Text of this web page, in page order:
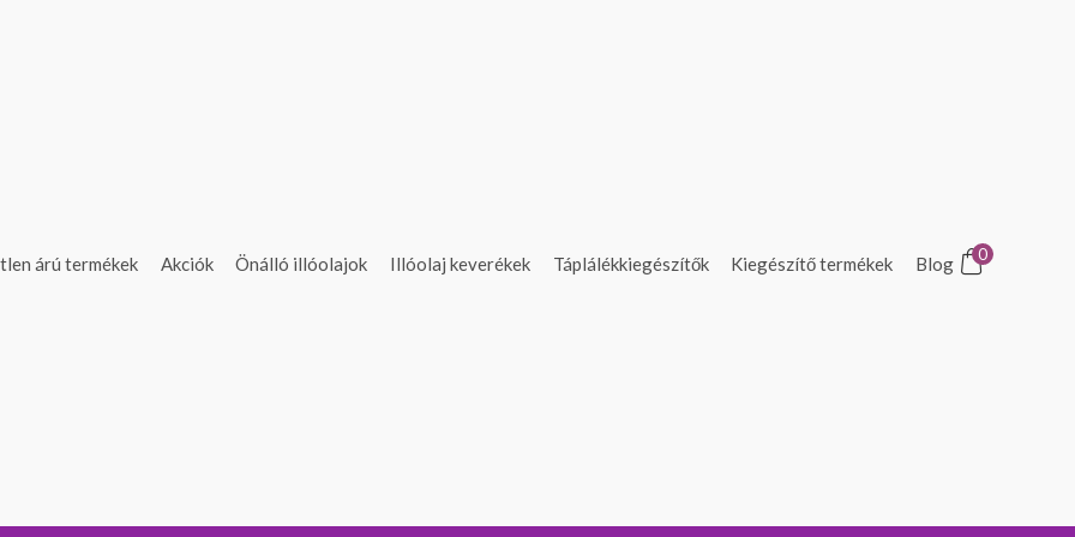
árú termékek Akciók Önálló illóolajok Illóolaj keverékek Táplálékkiegészítők Kiegészítő termékek Blog 0